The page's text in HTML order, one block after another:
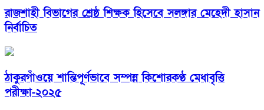
রাজশাহী বিভাগের শ্রেষ্ঠ শিক্ষক হিসেবে সলঙ্গার মেহেদী হাসান
নির্বাচিত
ঠাকুরগাঁওয়ে শান্তিপূর্ণভাবে সম্পন্ন কিশোরকণ্ঠ মেধাবৃত্তি
পরীক্ষা-২০২৫